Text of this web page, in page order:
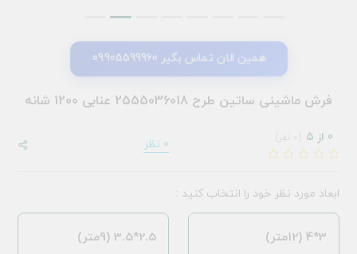
همین الان تماس بگیر 09905599960
فرش ماشینی ساتین طرح 2555036018 عنابی 1200 شانه
0 از 5 0 نظر
ابعاد مورد نظر خود را انتخاب کنید :
3*4 (12متر) 2.5*3.5 (9متر)